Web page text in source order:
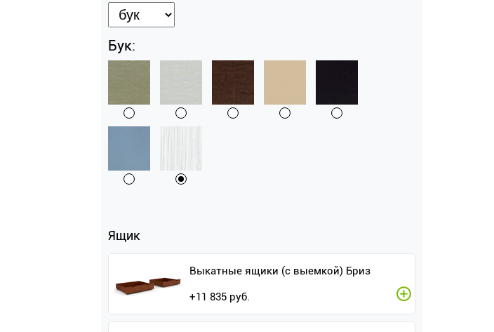
Бук:
Ящик
Выкатные ящики (с выемкой) Бриз
+11 835 руб.